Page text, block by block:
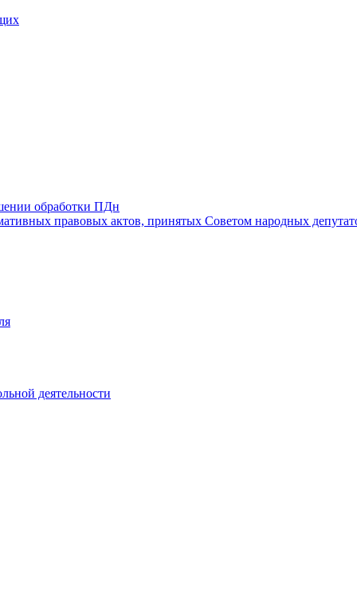
обработки ПДн
правовых актов, принятых Советом народных
деятельности